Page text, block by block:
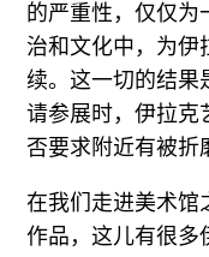
的严重性，仅仅为
治和文化中，为伊
续。这一切的结果
请参展时，伊拉克
否要求附近有被折
在我们走进美术馆
作品，这儿有很多